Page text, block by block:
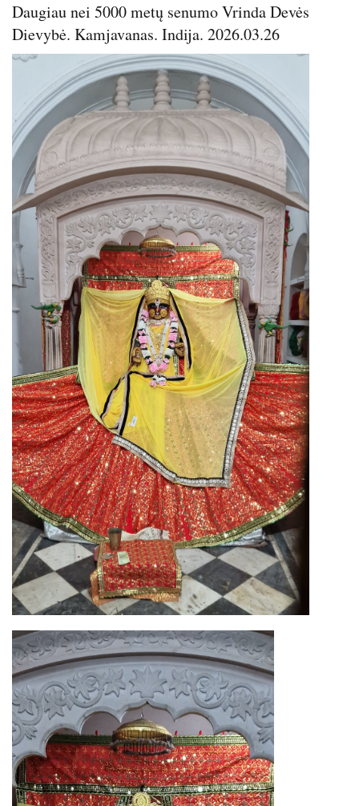
Daugiau nei 5000 metų senumo Vrinda Devės
Dievybė. Kamjavanas. Indija. 2026.03.26
Image
Image